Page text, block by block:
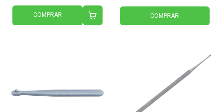
COMPRAR COMPRAR